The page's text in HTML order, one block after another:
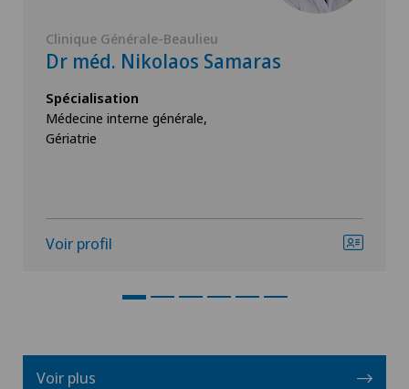
Clinique Générale-Beaulieu
Dr méd. Nikolaos Samaras
Spécialisation
Médecine interne générale,
Gériatrie
Voir profil
Voir plus